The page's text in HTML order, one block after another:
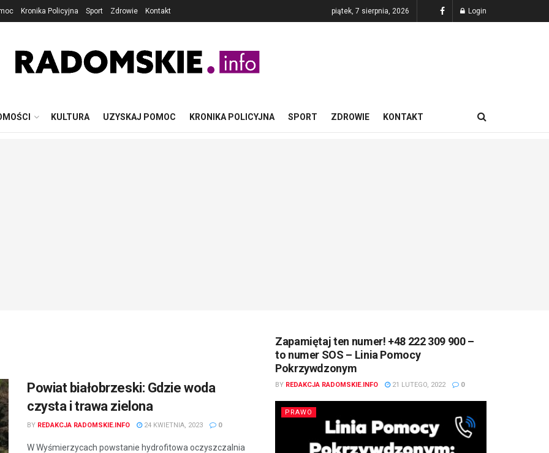
Kronika Policyjna Sport Zdrowie Kontakt piątek, 7 sierpnia, 2026 Login
KULTURA UZYSKAJ POMOC KRONIKA POLICYJNA SPORT ZDROWIE KONTAKT
Powiat białobrzeski: Gdzie woda
czysta i trawa zielona
BY REDAKCJA RADOMSKIE.INFO 24 KWIETNIA, 2023 0
W Wyśmierzycach powstanie hydrofitowa oczyszczalnia
Zapamiętaj ten numer! +48 222 309 900 –
to numer SOS – Linia Pomocy
Pokrzywdzonym
BY REDAKCJA RADOMSKIE.INFO 21 LUTEGO, 2022 0
PRAWO